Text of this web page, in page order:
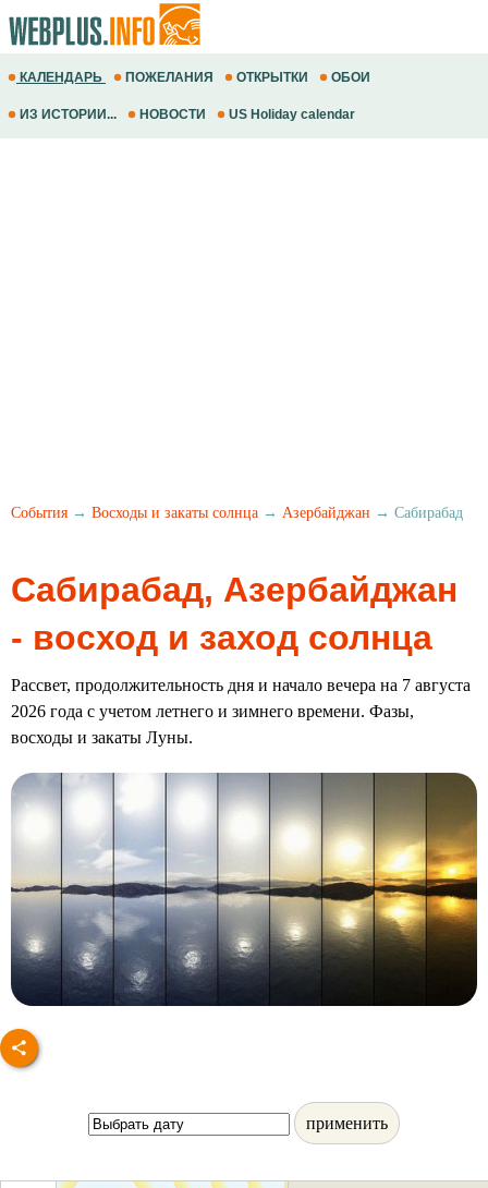
КАЛЕНДАРЬ ПОЖЕЛАНИЯ ОТКРЫТКИ ОБОИ
ИЗ ИСТОРИИ... НОВОСТИ US Holiday calendar
События → Восходы и закаты солнца → Азербайджан → Сабирабад
Сабирабад, Азербайджан
- восход и заход солнца
Рассвет, продолжительность дня и начало вечера на 7 августа
2026 года с учетом летнего и зимнего времени. Фазы,
восходы и закаты Луны.
применить